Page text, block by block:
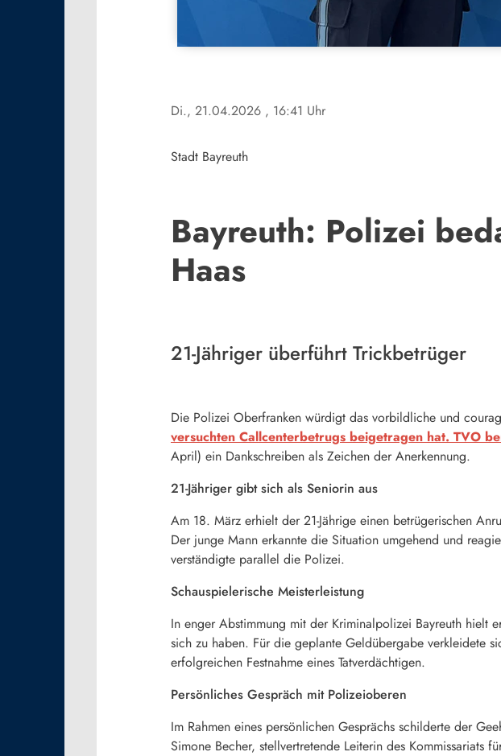
Di., 21.04.2026 , 16:41 Uhr
Stadt Bayreuth
Bayreuth: Polizei
Haas
21-Jähriger überführt Trickbetrüger
Die Polizei Oberfranken würdigt das vorbildliche und
versuchten Callcenterbetrugs beigetragen hat. TVO
April) ein Dankschreiben als Zeichen der Anerkennung.
21-Jähriger gibt sich als Seniorin aus
Am 18. März erhielt der 21-Jährige einen betrügerischen
Der junge Mann erkannte die Situation umgehend und
verständigte parallel die Polizei.
Schauspielerische Meisterleistung
In enger Abstimmung mit der Kriminalpolizei Bayreuth hielt
sich zu haben. Für die geplante Geldübergabe verkleidete
erfolgreichen Festnahme eines Tatverdächtigen.
Persönliches Gespräch mit Polizeioberen
Im Rahmen eines persönlichen Gesprächs schilderte der
Simone Becher, stellvertretende Leiterin des Kommissariats